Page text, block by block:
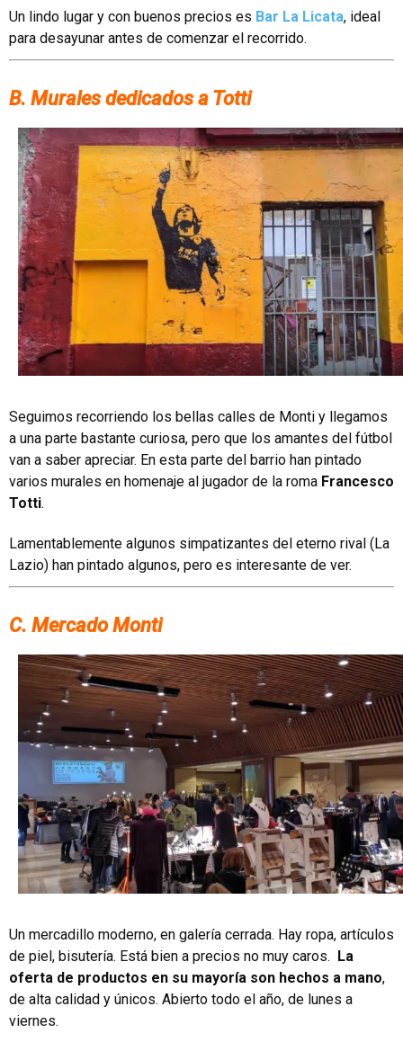
Un lindo lugar y con buenos precios es Bar La Licata, ideal
para desayunar antes de comenzar el recorrido.
B. Murales dedicados a Totti
Seguimos recorriendo los bellas calles de Monti y llegamos
a una parte bastante curiosa, pero que los amantes del fútbol
van a saber apreciar. En esta parte del barrio han pintado
varios murales en homenaje al jugador de la roma Francesco
Totti.
Lamentablemente algunos simpatizantes del eterno rival (La
Lazio) han pintado algunos, pero es interesante de ver.
C. Mercado Monti
Un mercadillo moderno, en galería cerrada. Hay ropa, artículos
de piel, bisutería. Está bien a precios no muy caros. La
oferta de productos en su mayoría son hechos a mano,
de alta calidad y únicos. Abierto todo el año, de lunes a
viernes.